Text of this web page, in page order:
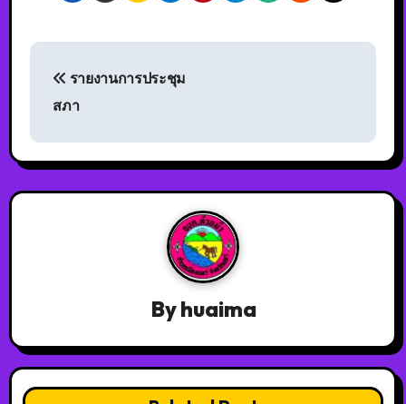
รายงานการประชุม
สภา
Byhuaima